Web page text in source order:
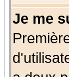
Je me